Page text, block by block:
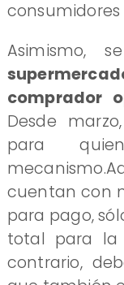
consumidores
Asimismo,
comprador
Desde
para
cuentan con
para pago,
total para la
contrario,